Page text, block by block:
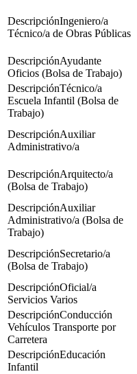
Ingeniero/a
Técnico/a de Obras Públicas
Ayudante
Oficios (Bolsa de Trabajo)
Técnico/a
Escuela Infantil (Bolsa de
Trabajo)
Auxiliar
Administrativo/a
Arquitecto/a
(Bolsa de Trabajo)
Auxiliar
Administrativo/a (Bolsa de
Trabajo)
Secretario/a
(Bolsa de Trabajo)
Oficial/a
Servicios Varios
Conducción
Vehículos Transporte por
Carretera
Educación
Infantil